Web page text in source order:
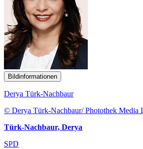
Bildinformationen
Derya Türk-Nachbaur
© Derya Türk-Nachbaur/ Photothek Media
Türk-Nachbaur, Derya
SPD